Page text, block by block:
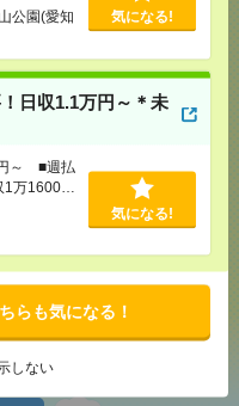
公園(愛知
気になる!
日収1.1万円～＊未
～ ■週払
1600円
気になる!
らも気になる！
しない
ジへ
電話応募